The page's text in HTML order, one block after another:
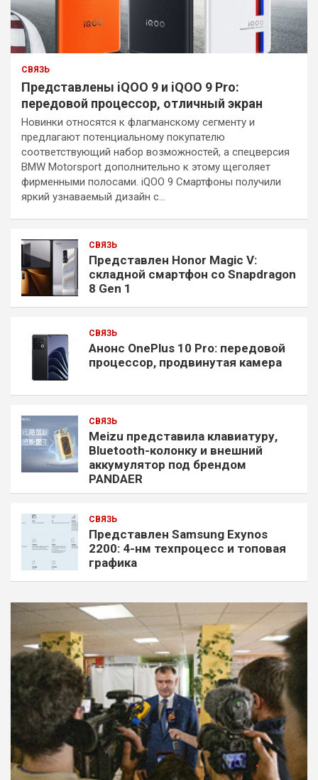
СВЯЗЬ
Представлены iQOO 9 и iQOO 9 Pro:
передовой процессор, отличный экран
Новинки относятся к флагманскому сегменту и
предлагают потенциальному покупателю
соответствующий набор возможностей, а спецверсия
BMW Motorsport дополнительно к этому щеголяет
фирменными полосами. iQOO 9 Смартфоны получили
яркий узнаваемый дизайн с…
СВЯЗЬ
Представлен Honor Magic V:
складной смартфон со Snapdragon
8 Gen 1
СВЯЗЬ
Анонс OnePlus 10 Pro: передовой
процессор, продвинутая камера
СВЯЗЬ
Meizu представила клавиатуру,
Bluetooth-колонку и внешний
аккумулятор под брендом
PANDAER
СВЯЗЬ
Представлен Samsung Exynos
2200: 4-нм техпроцесс и топовая
графика